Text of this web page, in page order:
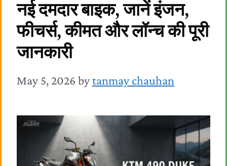
नई दमदार बाइक, जानें इंजन,
फीचर्स, कीमत और लॉन्च की पूरी
जानकारी
May 5, 2026 bytanmay chauhan